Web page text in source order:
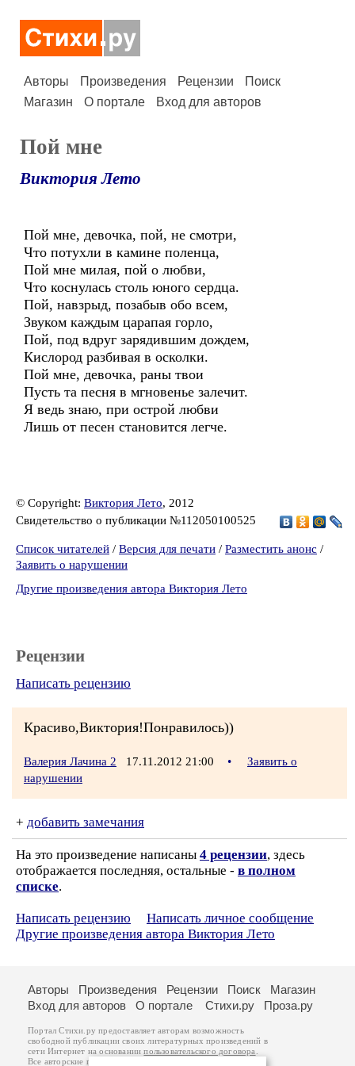
Авторы Произведения Рецензии
Поиск
Магазин
О портале Вход для авторов
Пой мне
Виктория Лето
Пой мне, девочка, пой, не смотри,
Что потухли в камине поленца,
Пой мне милая, пой о любви,
Что коснулась столь юного сердца.
Пой, навзрыд, позабыв обо всем,
Звуком каждым царапая горло,
Пой, под вдруг зарядившим дождем,
Кислород разбивая в осколки.
Пой мне, девочка, раны твои
Пусть та песня в мгновенье залечит.
Я ведь знаю, при острой любви
Лишь от песен становится легче.
© Copyright: Виктория Лето, 2012
Свидетельство о публикации №112050100525
Список читателей / Версия для печати / Разместить анонс /
Заявить о нарушении
Другие произведения автора Виктория Лето
Рецензии
Написать рецензию
Красиво,Виктория!Понравилось))
Валерия Лачина 2 17.11.2012 21:00 •
Заявить о
нарушении
+ добавить замечания
На это произведение написаны 4 рецензии, здесь
отображается последняя, остальные - в полном
списке.
Написать рецензию
Написать личное сообщение
Другие произведения автора Виктория Лето
Авторы Произведения Рецензии Поиск
Магазин
Вход для авторов
О портале Стихи.ру Проза.ру
Портал Стихи.ру предоставляет авторам возможность
свободной публикации своих литературных произведений в
сети Интернет на основаниипользовательского договора
Все авторские права на произведения принадлежат авторам